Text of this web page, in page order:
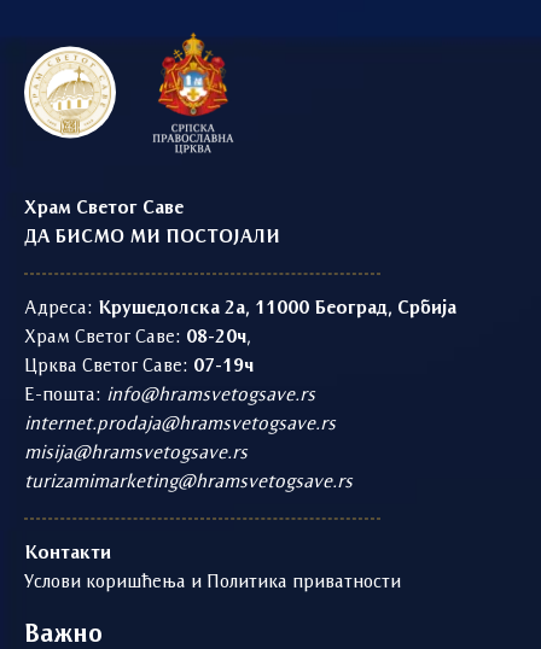
Храм Светог Саве
ДА БИСМО МИ ПОСТОЈАЛИ
Адреса: Крушедолска 2а, 11000 Београд, Србија
Храм Светог Саве: 08-20ч,
Црква Светог Саве: 07-19ч
Е-пошта: info@hramsvetogsave.rs
internet.prodaja@hramsvetogsave.rs
misija@hramsvetogsave.rs
turizamimarketing@hramsvetogsave.rs
Контакти
Услови коришћења и Политика приватности
Важно